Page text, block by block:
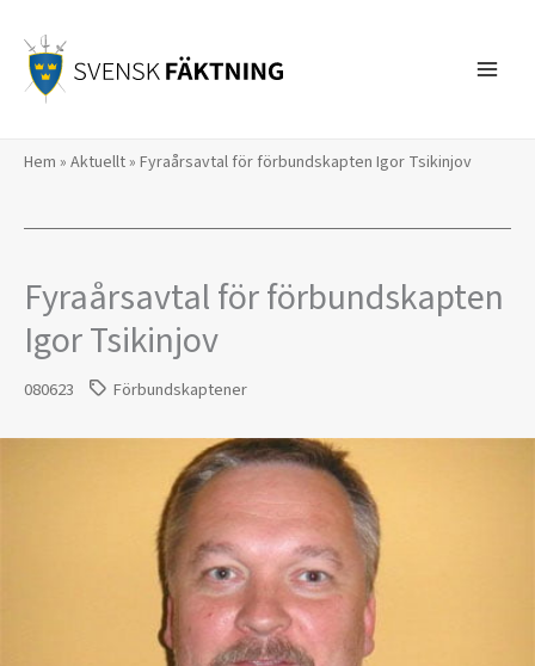
innehåll
Hem » Aktuellt» Fyraårsavtal för förbundskapten Igor Tsikinjov
Fyraårsavtal för förbundskapten
Igor Tsikinjov
080623 Förbundskaptener